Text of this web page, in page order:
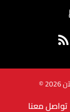
©
تواصل معنا